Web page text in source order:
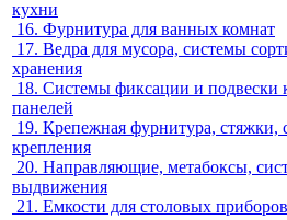
кухни
16. Фурнитура для ванных комнат
17. Ведра для мусора, системы
хранения
18. Системы фиксации и подвески
панелей
19. Крепежная фурнитура, стяжки,
крепления
20. Направляющие, метабоксы,
выдвижения
21. Емкости для столовых приборов